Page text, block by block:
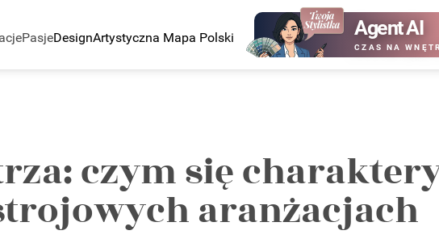
PasjeDesignArtystyczna Mapa Polski Agent AI
CZAS NA
czym się
aranżacjach